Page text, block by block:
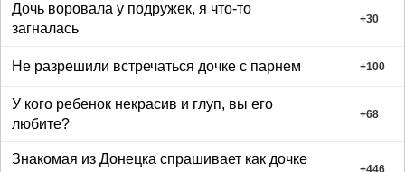
Дочь воровала у подружек, я что-то
загналась
+30
Не разрешили встречаться дочке с парнем +100
У кого ребенок некрасив и глуп, вы его
любите?
+68
Знакомая из Донецка спрашивает как дочке